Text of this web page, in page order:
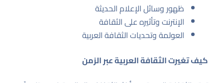
ظهور وسائل الإعلام الحديثة
الإنترنت وتأثيره على الثقافة
العولمة وتحديات الثقافة العربية
كيف تغيرت الثقافة العربية عبر الزمن